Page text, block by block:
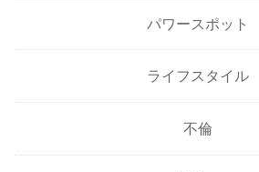
パワースポット
ライフスタイル
不倫